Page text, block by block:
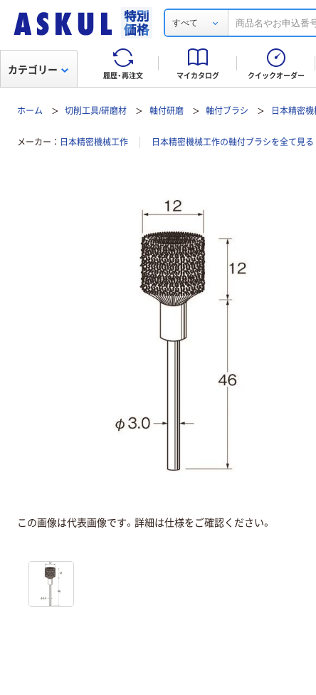
すべて
履歴・再注文 マイカタログ クイックオーダー
カテゴリー
ホーム 切削工具/研磨材 軸付研磨 軸付ブラシ 日本精密機
メーカー 日本精密機械工作 日本精密機械工作の軸付ブラシを全て見る
この画像は代表画像です。詳細は仕様をご確認ください。